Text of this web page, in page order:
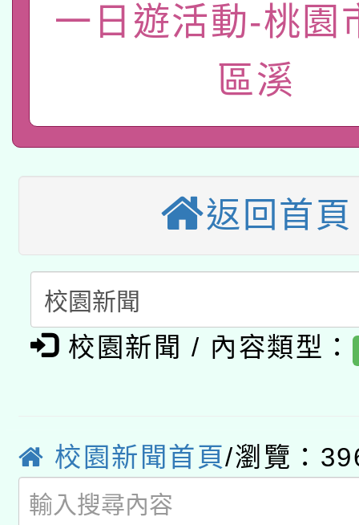
pilot」
有關大陸委員會函釋公
薪期間赴陸應申請許可
轉知經濟部水利署委託
業技術研究院辦理「
用水績優單位及節水達
兒童少年暑期犯罪預防
答一案
人員健康講座「吃得安
心」，鼓勵退休同仁踴
案。
本校115學年度第2次
招甄選結果公告(無人
招)
適應運動共學行動站研
本館辦理115年度閱讀
暨閱讀推動專業研習
科技賦能─人工智慧
礎課程
A3數位素養講師名單
薪期間赴陸應申請許可
轉知經濟部水利署委託
業技術研究院辦理「
一日遊活動-桃園
區溪
返回首頁
校園新聞 / 內容類型：
校園新聞首頁/瀏覽：